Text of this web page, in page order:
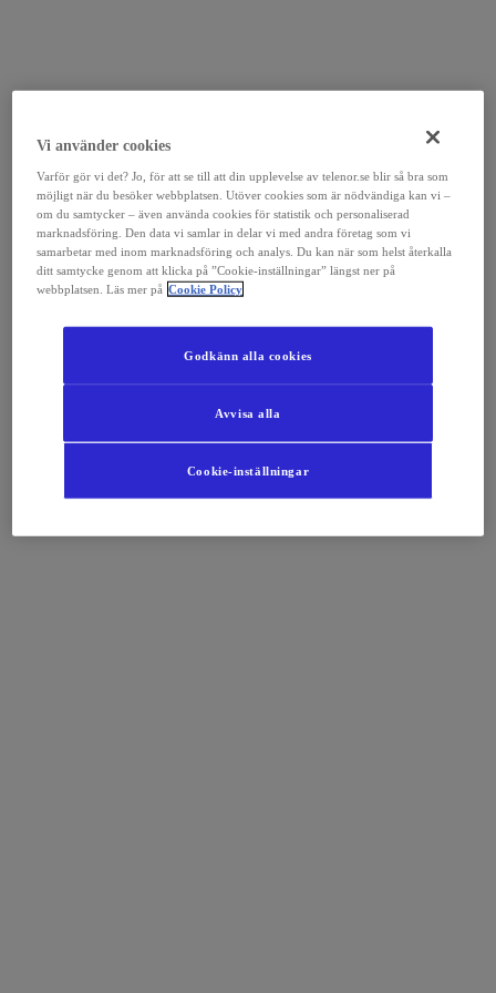
Vi använder cookies
Varför gör vi det? Jo, för att se till att din upplevelse av telenor.se blir så bra som
möjligt när du besöker webbplatsen. Utöver cookies som är nödvändiga kan vi –
om du samtycker – även använda cookies för statistik och personaliserad
marknadsföring. Den data vi samlar in delar vi med andra företag som vi
samarbetar med inom marknadsföring och analys. Du kan när som helst återkalla
ditt samtycke genom att klicka på ”Cookie-inställningar” längst ner på
webbplatsen. Läs mer på Cookie Policy
Cookie-inställningar
Avvisa alla
Godkänn alla cookies